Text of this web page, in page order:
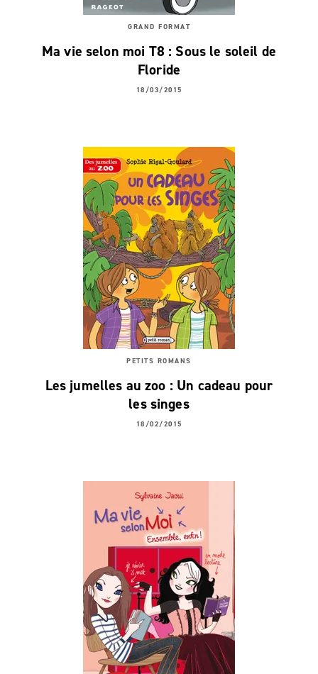
GRAND FORMAT
Ma vie selon moi T8 : Sous le soleil de
Floride
18/03/2015
PETITS ROMANS
Les jumelles au zoo : Un cadeau pour
les singes
18/02/2015